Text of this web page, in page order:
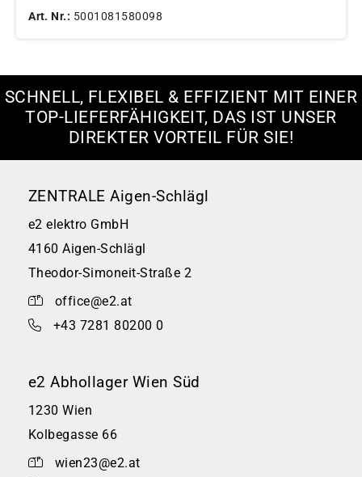
Art. Nr.: 5001081580098
SCHNELL, FLEXIBEL & EFFIZIENT MIT EINER
TOP-LIEFERFÄHIGKEIT, DAS IST UNSER
DIREKTER VORTEIL FÜR SIE!
ZENTRALE Aigen-Schlägl
e2 elektro GmbH
4160 Aigen-Schlägl
Theodor-Simoneit-Straße 2
office@e2.at
+43 7281 80200 0
e2 Abhollager Wien Süd
1230 Wien
Kolbegasse 66
wien23@e2.at